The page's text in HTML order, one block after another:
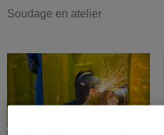
Soudage en atelier